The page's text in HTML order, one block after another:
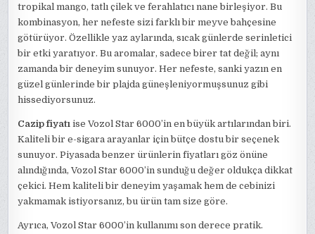
tropikal mango, tatlı çilek ve ferahlatıcı nane birleşiyor. Bu
kombinasyon, her nefeste sizi farklı bir meyve bahçesine
götürüyor. Özellikle yaz aylarında, sıcak günlerde serinletici
bir etki yaratıyor. Bu aromalar, sadece birer tat değil; aynı
zamanda bir deneyim sunuyor. Her nefeste, sanki yazın en
güzel günlerinde bir plajda güneşleniyormuşsunuz gibi
hissediyorsunuz.
Cazip fiyatı ise Vozol Star 6000’in en büyük artılarından biri.
Kaliteli bir e-sigara arayanlar için bütçe dostu bir seçenek
sunuyor. Piyasada benzer ürünlerin fiyatları göz önüne
alındığında, Vozol Star 6000’in sunduğu değer oldukça dikkat
çekici. Hem kaliteli bir deneyim yaşamak hem de cebinizi
yakmamak istiyorsanız, bu ürün tam size göre.
Ayrıca, Vozol Star 6000’in kullanımı son derece pratik.